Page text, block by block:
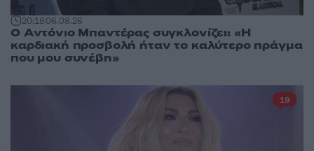
20:1806.08.26
Ο Αντόνιο Μπαντέρας συγκλονίζει: «Η
καρδιακή προσβολή ήταν το καλύτερο πράγμα
που μου συνέβη»
19